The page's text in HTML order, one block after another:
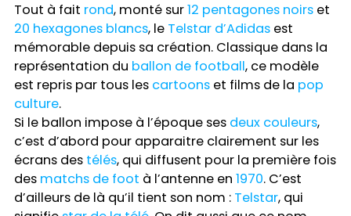
Tout à fait rond, monté sur12 pentagones noirset
20 hexagones blancs, le Telstar d’Adidasest
mémorable depuis sa création. Classique dans la
représentation du ballon de football, ce modèle
est repris par tous les cartoonset films de la pop
culture.
Si le ballon impose à l’époque ses deux couleurs,
c’est d’abord pour apparaitre clairement sur les
écrans des télés, qui diffusent pour la première fois
des matchs de foot à l’antenne en 1970. C’est
d’ailleurs de là qu’il tient son nom : Telstar, qui